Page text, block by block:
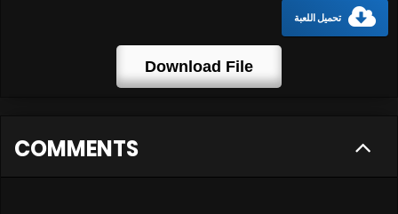
تحميل اللعبة
Download File
COMMENTS